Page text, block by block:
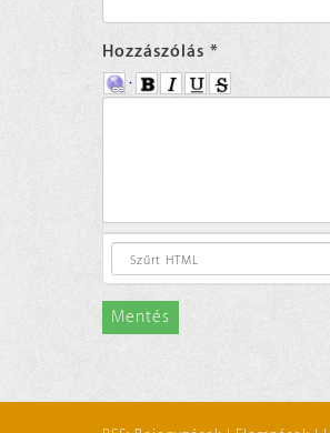
Hozzászólás *
Mentés